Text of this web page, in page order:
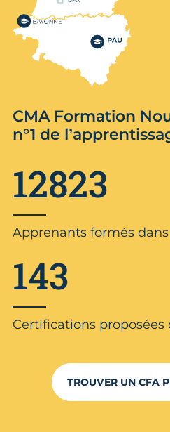
CMA Formation
n°1 de
12823
Apprenants formés
143
Certifications proposées
TROUVER UN CFA